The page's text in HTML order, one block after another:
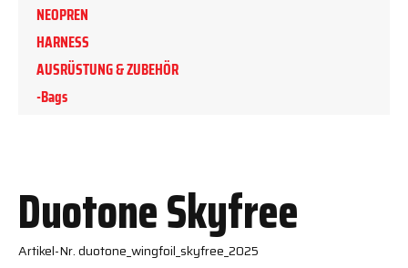
NEOPREN
HARNESS
AUSRÜSTUNG & ZUBEHÖR
-Bags
Duotone Skyfree
Artikel-Nr. duotone_wingfoil_skyfree_2025